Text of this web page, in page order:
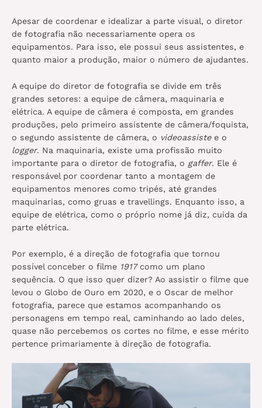
Apesar de coordenar e idealizar a parte visual, o diretor
de fotografia não necessariamente opera os
equipamentos. Para isso, ele possui seus assistentes, e
quanto maior a produção, maior o número de ajudantes.
A equipe do diretor de fotografia se divide em três
grandes setores: a equipe de câmera, maquinaria e
elétrica. A equipe de câmera é composta, em grandes
produções, pelo primeiro assistente de câmera/foquista,
o segundo assistente de câmera, o videoassiste e o
logger. Na maquinaria, existe uma profissão muito
importante para o diretor de fotografia, o gaffer. Ele é
responsável por coordenar tanto a montagem de
equipamentos menores como tripés, até grandes
maquinarias, como gruas e travellings. Enquanto isso, a
equipe de elétrica, como o próprio nome já diz, cuida da
parte elétrica.
Por exemplo, é a direção de fotografia que tornou
possível conceber o filme 1917como um plano
sequência. O que isso quer dizer? Ao assistir o filme que
levou o Globo de Ouro em 2020, e o Oscar de melhor
fotografia, parece que estamos acompanhando os
personagens em tempo real, caminhando ao lado deles,
quase não percebemos os cortes no filme, e esse mérito
pertence primariamente à direção de fotografia.